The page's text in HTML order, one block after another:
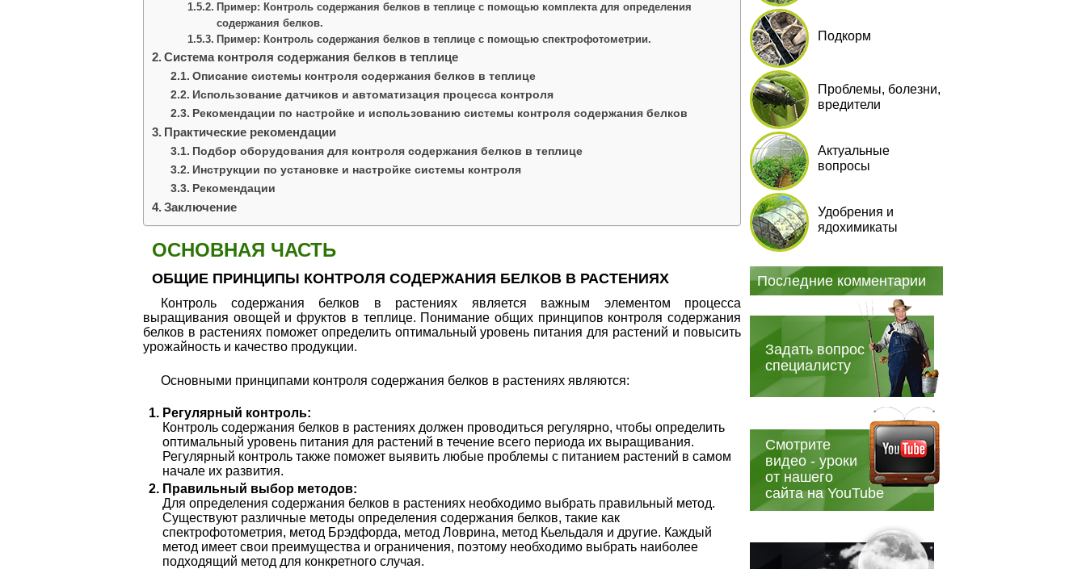
Пример: Контроль содержания белков в теплице с помощью комплекта для определения
содержания белков.
Пример: Контроль содержания белков в теплице с помощью спектрофотометрии.
Система контроля содержания белков в теплице
Описание системы контроля содержания белков в теплице
Использование датчиков и автоматизация процесса контроля
Рекомендации по настройке и использованию системы контроля содержания белков
Практические рекомендации
Подбор оборудования для контроля содержания белков в теплице
Инструкции по установке и настройке системы контроля
Рекомендации
Заключение
ОСНОВНАЯ ЧАСТЬ
ОБЩИЕ ПРИНЦИПЫ КОНТРОЛЯ СОДЕРЖАНИЯ БЕЛКОВ В РАСТЕНИЯХ
Контроль содержания белков в растениях является важным элементом процесса
выращивания овощей и фруктов в теплице. Понимание общих принципов контроля содержания
белков в растениях поможет определить оптимальный уровень питания для растений и повысить
урожайность и качество продукции.
Основными принципами контроля содержания белков в растениях являются:
Регулярный контроль:
Контроль содержания белков в растениях должен проводиться регулярно, чтобы определить
оптимальный уровень питания для растений в течение всего периода их выращивания.
Регулярный контроль также поможет выявить любые проблемы с питанием растений в самом
начале их развития.
Правильный выбор методов:
Для определения содержания белков в растениях необходимо выбрать правильный метод.
Существуют различные методы определения содержания белков, такие как
спектрофотометрия, метод Брэдфорда, метод Ловрина, метод Кьельдаля и другие. Каждый
метод имеет свои преимущества и ограничения, поэтому необходимо выбрать наиболее
подходящий метод для конкретного случая.
Подкорм
Проблемы, болезни,
вредители
Актуальные
вопросы
Удобрения и
ядохимикаты
Последние комментарии
Задать вопрос
специалисту
Смотрите
видео - уроки
от нашего
сайта на YouTube